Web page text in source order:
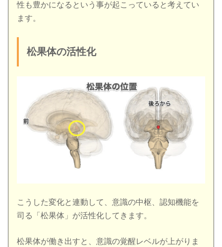
性も豊かになるという事が起こっていると考えてい
ます。
松果体の活性化
こうした変化と連動して、意識の中枢、認知機能を
司る「松果体」が活性化してきます。
松果体が働き出すと、意識の覚醒レベルが上がりま